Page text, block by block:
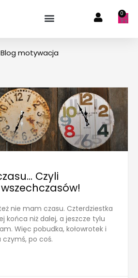
0
Blog motywacja
Czyli
nie mam czasu. Czterdziestka
końca niż dalej, a jeszcze tylu
Więc pobudka, kołowrotek i
czymś, po coś.